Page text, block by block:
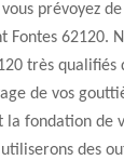
prévoyez
62120.
très
de vos
la fondation de
des